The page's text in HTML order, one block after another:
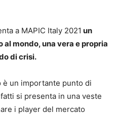
a MAPIC Italy 2021 un
mondo, una vera e propria
di crisi.
è un importante punto di
si presenta in una veste
i player del mercato